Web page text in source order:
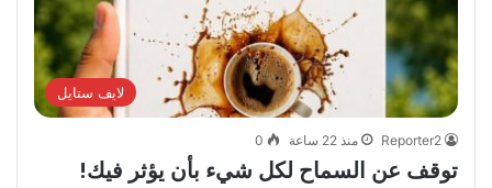
لايف ستايل
Reporter2 منذ 22 ساعة 0
توقف عن السماح لكل شيء بأن يؤثر فيك!